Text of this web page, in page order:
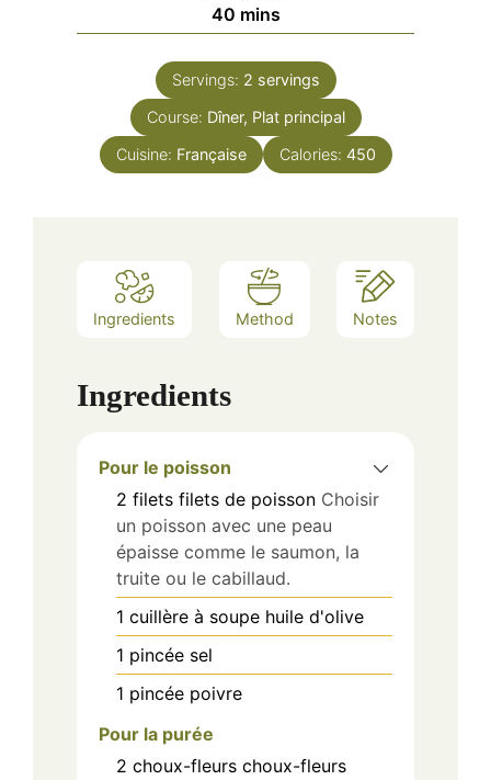
40minutes
mins
Servings: 2 servings
Course: Dîner, Plat principal
Cuisine: Française Calories: 450
Ingredients Method Notes
Ingredients
Pour le poisson
2 filets filets de poisson Choisir
un poisson avec une peau
épaisse comme le saumon, la
truite ou le cabillaud.
1 cuillère à soupe huile d'olive
1 pincée sel
1 pincée poivre
Pour la purée
2 choux-fleurs choux-fleurs